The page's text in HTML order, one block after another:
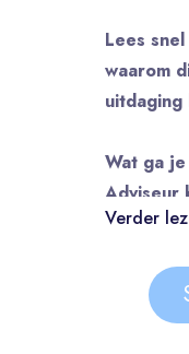
Lees
waarom
uitdaging
Wat ga
Adviseur
Als
klant met
uitgaat.
Verder